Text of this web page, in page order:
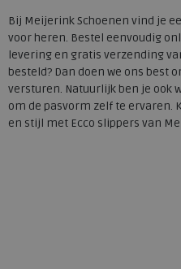
Bij Meijerink Schoenen vind je
voor heren. Bestel eenvoudig
levering en gratis verzending
besteld? Dan doen we ons best
versturen. Natuurlijk ben je ook
om de pasvorm zelf te ervaren.
en stijl met Ecco slippers van